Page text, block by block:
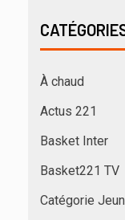
À chaud
Actus 221
Basket Inter
Basket221 TV
Catégorie